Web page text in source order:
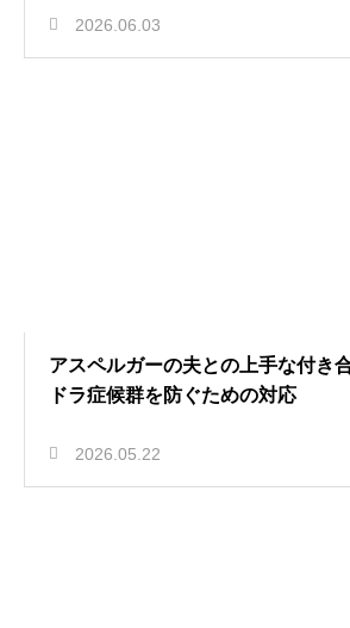
2026.06.03
アスペルガーの夫との上手な付き
ドラ症候群を防ぐための対応
2026.05.22